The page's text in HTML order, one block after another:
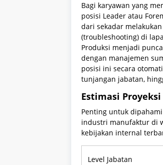
Bagi karyawan yang
posisi Leader atau
dari sekadar
(troubleshooting) di
Produksi menjadi
dengan manajemen
posisi ini secara
tunjangan jabatan,
Estimasi
Penting untuk
industri manufaktur di
kebijakan internal
Level Jabatan